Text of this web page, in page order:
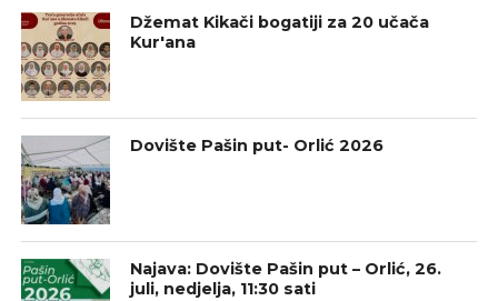
Džemat Kikači bogatiji za 20 učača
Kur'ana
Dovište Pašin put- Orlić 2026
Najava: Dovište Pašin put – Orlić, 26.
juli, nedjelja, 11:30 sati